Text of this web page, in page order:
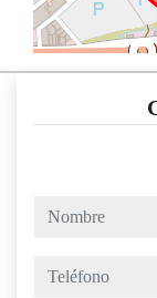
nombre
teléfono